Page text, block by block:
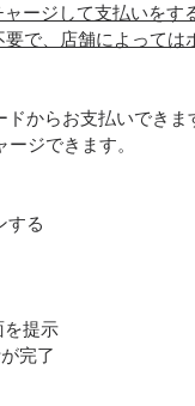
ージして支払いをす
で、店舗によっては
からお支払いできま
ジできます。
する
を提示
完了